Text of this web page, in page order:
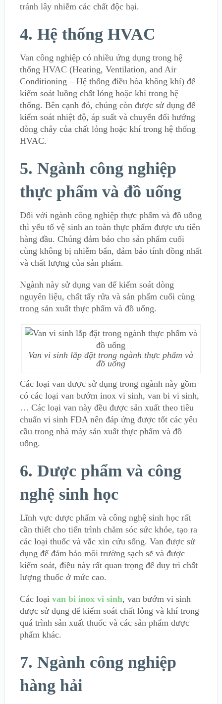
tránh lây nhiễm các chất độc hại.
4. Hệ thống HVAC
Van công nghiệp có nhiều ứng dụng trong hệ
thống HVAC (Heating, Ventilation, and Air
Conditioning – Hệ thống điều hòa không khí) để
kiểm soát luồng chất lỏng hoặc khí trong hệ
thống. Bên cạnh đó, chúng còn được sử dụng để
kiểm soát nhiệt độ, áp suất và chuyển đổi hướng
dòng chảy của chất lỏng hoặc khí trong hệ thống
HVAC.
5. Ngành công nghiệp
thực phẩm và đồ uống
Đối với ngành công nghiệp thực phẩm và đồ uống
thì yếu tố vệ sinh an toàn thực phẩm được ưu tiên
hàng đầu. Chúng đảm bảo cho sản phẩm cuối
cùng không bị nhiễm bẩn, đảm bảo tính đồng nhất
và chất lượng của sản phẩm.
Ngành này sử dụng van để kiểm soát dòng
nguyên liệu, chất tẩy rửa và sản phẩm cuối cùng
trong sản xuất thực phẩm và đồ uống.
Van vi sinh lắp đặt trong ngành thực phẩm và
đồ uống
Các loại van được sử dụng trong ngành này gồm
có các loại van bướm inox vi sinh, van bi vi sinh,
… Các loại van này đều được sản xuất theo tiêu
chuẩn vi sinh FDA nên đáp ứng được tốt các yêu
cầu trong nhà máy sản xuất thực phẩm và đồ
uống.
6. Dược phẩm và công
nghệ sinh học
Lĩnh vực dược phẩm và công nghệ sinh học rất
cần thiết cho tiến trình chăm sóc sức khỏe, tạo ra
các loại thuốc và vắc xin cứu sống. Van được sử
dụng để đảm bảo môi trường sạch sẽ và được
kiểm soát, điều này rất quan trọng để duy trì chất
lượng thuốc ở mức cao.
Các loại van bi inox vi sinh, van bướm vi sinh
được sử dụng để kiểm soát chất lỏng và khí trong
quá trình sản xuất thuốc và các sản phẩm dược
phẩm khác.
7. Ngành công nghiệp
hàng hải